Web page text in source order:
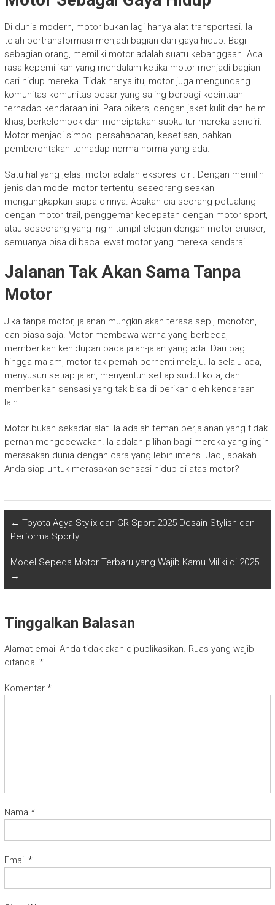
Di dunia modern, motor bukan lagi hanya alat transportasi. Ia
telah bertransformasi menjadi bagian dari gaya hidup. Bagi
sebagian orang, memiliki motor adalah suatu kebanggaan. Ada
rasa kepemilikan yang mendalam ketika motor menjadi bagian
dari hidup mereka. Tidak hanya itu, motor juga mengundang
komunitas-komunitas besar yang saling berbagi kecintaan
terhadap kendaraan ini. Para bikers, dengan jaket kulit dan helm
khas, berkelompok dan menciptakan subkultur mereka sendiri.
Motor menjadi simbol persahabatan, kesetiaan, bahkan
pemberontakan terhadap norma-norma yang ada.
Satu hal yang jelas: motor adalah ekspresi diri. Dengan memilih
jenis dan model motor tertentu, seseorang seakan
mengungkapkan siapa dirinya. Apakah dia seorang petualang
dengan motor trail, penggemar kecepatan dengan motor sport,
atau seseorang yang ingin tampil elegan dengan motor cruiser,
semuanya bisa di baca lewat motor yang mereka kendarai.
Jalanan Tak Akan Sama Tanpa
Motor
Jika tanpa motor, jalanan mungkin akan terasa sepi, monoton,
dan biasa saja. Motor membawa warna yang berbeda,
memberikan kehidupan pada jalan-jalan yang ada. Dari pagi
hingga malam, motor tak pernah berhenti melaju. Ia selalu ada,
menyusuri setiap jalan, menyentuh setiap sudut kota, dan
memberikan sensasi yang tak bisa di berikan oleh kendaraan
lain.
Motor bukan sekadar alat. Ia adalah teman perjalanan yang tidak
pernah mengecewakan. Ia adalah pilihan bagi mereka yang ingin
merasakan dunia dengan cara yang lebih intens. Jadi, apakah
Anda siap untuk merasakan sensasi hidup di atas motor?
← Toyota Agya Stylix dan GR-Sport 2025 Desain Stylish dan
Performa Sporty
Model Sepeda Motor Terbaru yang Wajib Kamu Miliki di 2025
→
Tinggalkan Balasan
Alamat email Anda tidak akan dipublikasikan. Ruas yang wajib
ditandai *
Komentar *
Nama *
Email *